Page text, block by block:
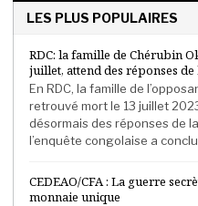
LES PLUS POPULAIRES
RDC: la famille de Chérubin
juillet, attend des réponses
En RDC, la famille de
retrouvé mort le 13 juillet
désormais des réponses de
l’enquête congolaise a
CEDEAO/CFA : La guerre
monnaie unique